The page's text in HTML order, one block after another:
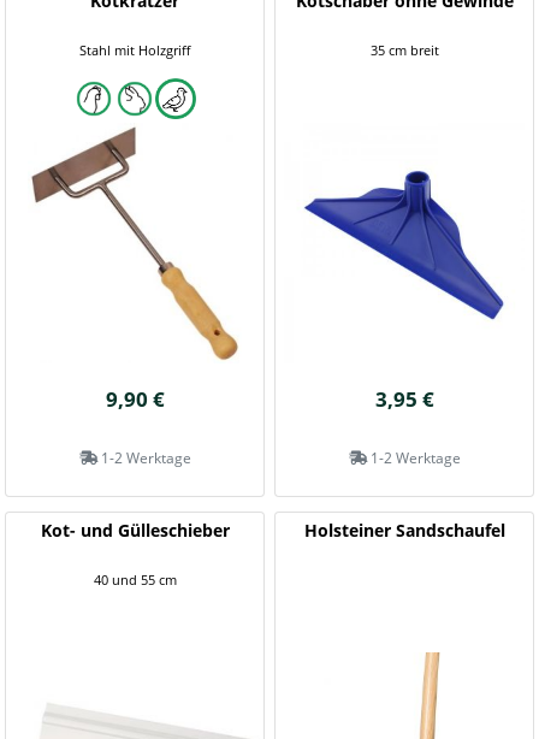
Stahl mit Holzgriff
9,90 €
1-2 Werktage
35 cm breit
3,95 €
1-2 Werktage
Kot- und Gülleschieber
40 und 55 cm
Holsteiner Sandschaufel